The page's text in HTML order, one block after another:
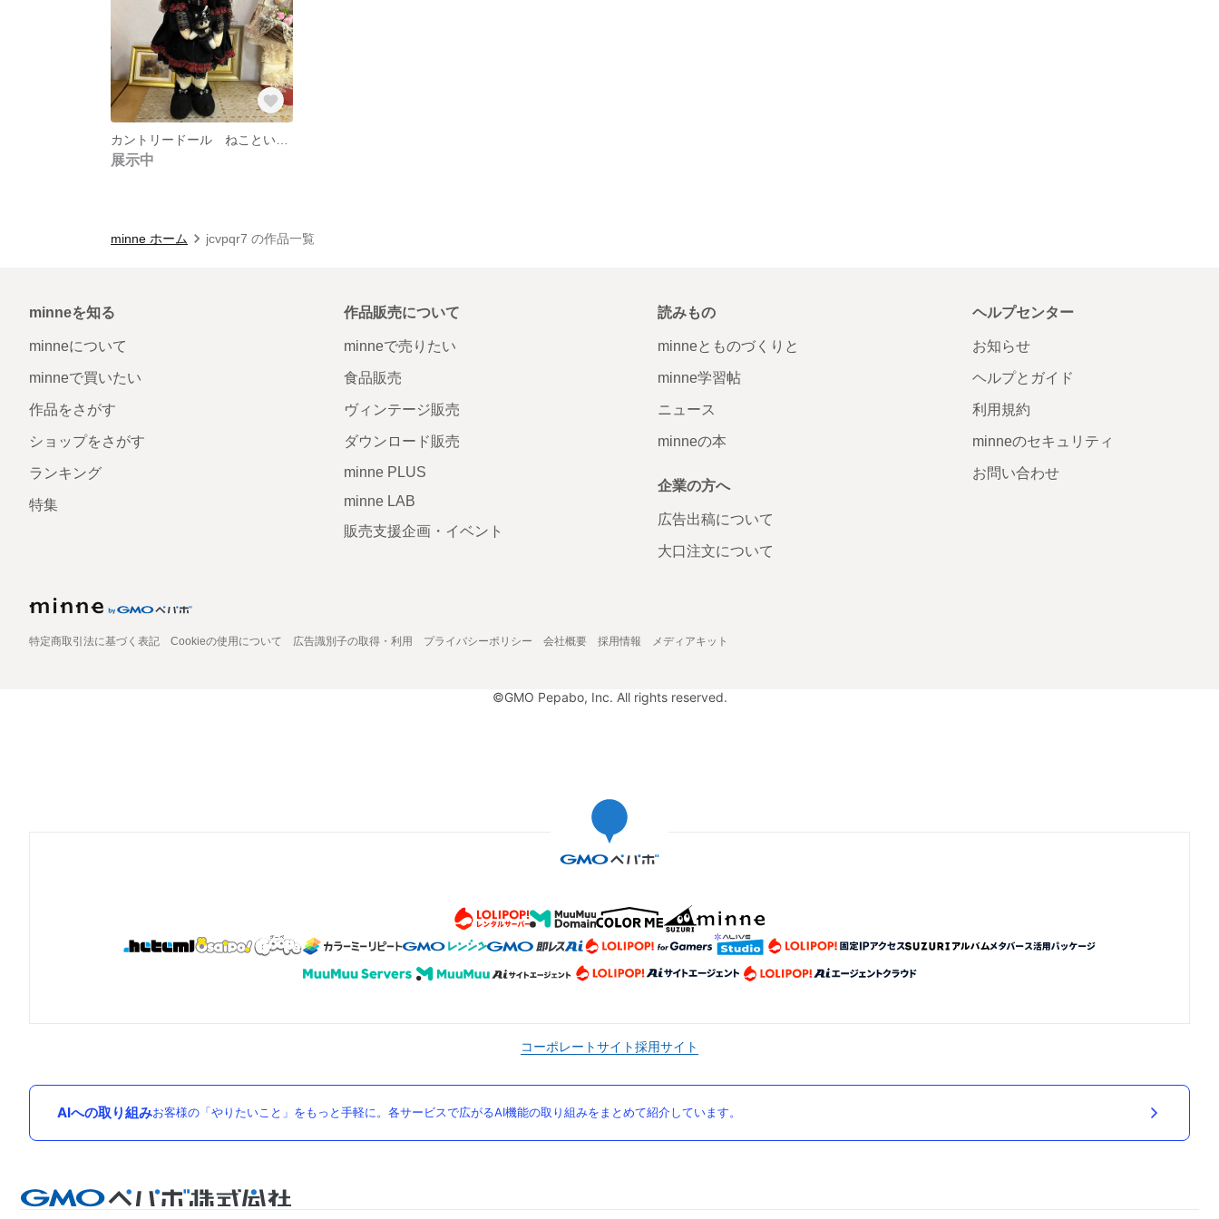
展示中
minne ホーム jcvpqr7 の作品一覧
minneを知る
minneについて
minneで買いたい
作品をさがす
ショップをさがす
ランキング
特集
作品販売について
minneで売りたい
食品販売
ヴィンテージ販売
ダウンロード販売
minne PLUS
minne LAB
販売支援企画・イベント
読みもの
minneとものづくりと
minne学習帖
ニュース
minneの本
企業の方へ
広告出稿について
大口注文について
ヘルプセンター
お知らせ
ヘルプとガイド
利用規約
minneのセキュリティ
お問い合わせ
特定商取引法に基づく表記 Cookieの使用について 広告識別子の取得・利用 プライバシーポリシー 会社概要 採用情報 メディアキット
©GMO Pepabo, Inc. All rights reserved.
コーポレートサイト採用サイト
AIへの取り組みお客様の「やりたいこと」をもっと手軽に。各サービスで広がるAI機能の取り組みをまとめて紹介しています。